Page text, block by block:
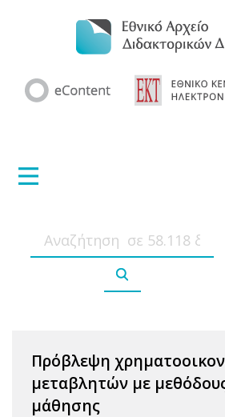
Πρόβλεψη
μεταβλητών με
μάθησης